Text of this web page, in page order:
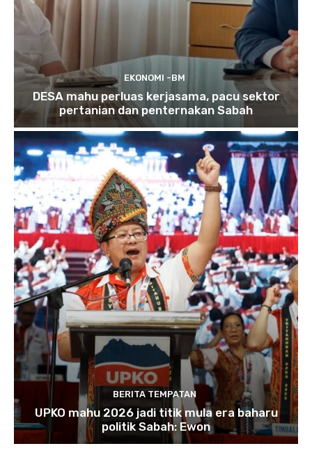
EKONOMI -BM
DESA mahu perluas kerjasama, pacu sektor
pertanian dan penternakan Sabah
BERITA TEMPATAN
UPKO mahu 2026 jadi titik mula era baharu
politik Sabah: Ewon